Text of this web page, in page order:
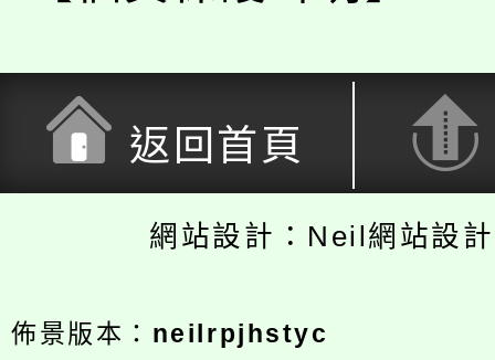
返回首頁
網站設計：Neil網站設
佈景版本： neilrpjhstyc